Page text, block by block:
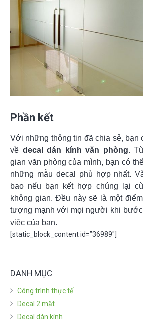
Phần kết
Với những thông tin đã chia sẻ, bạn
về decal dán kính văn phòng.
gian văn phòng của mình, bạn có
những mẫu decal phù hợp nhất.
bao nếu bạn kết hợp chúng lại
không gian. Đều này sẽ là một
tượng mạnh với mọi người khi
việc của bạn.
[static_block_content id=”36989″]
DANH MỤC
Công trình thực tế
Decal 2 mặt
Decal dán kính